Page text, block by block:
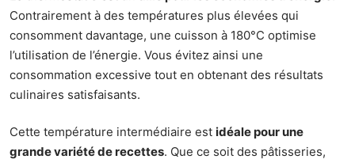
Contrairement à des températures plus élevées qui
consomment davantage, une cuisson à 180°C optimise
l’utilisation de l’énergie. Vous évitez ainsi une
consommation excessive tout en obtenant des résultats
culinaires satisfaisants.
Cette température intermédiaire est idéale pour une
grande variété de recettes. Que ce soit des pâtisseries,